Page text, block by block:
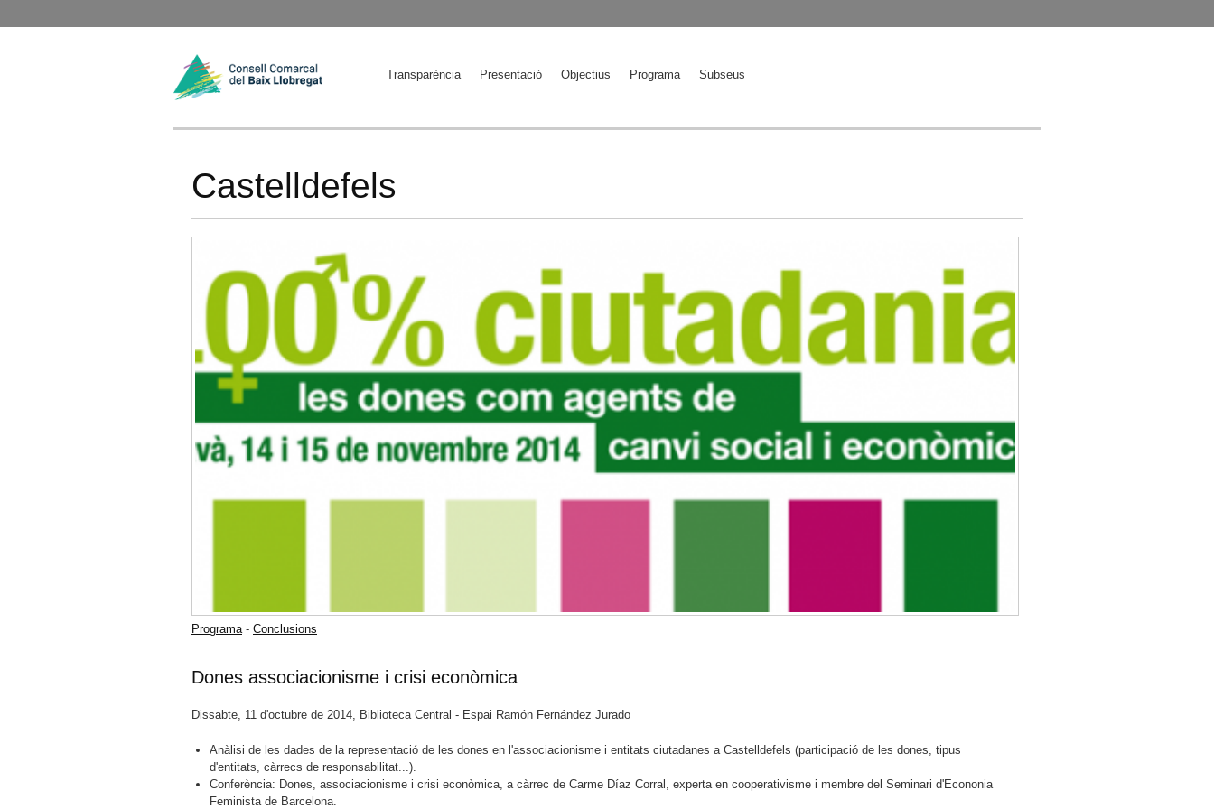
Transparència Presentació Objectius Programa Subseus
Castelldefels
Programa- Conclusions
Dones associacionisme i crisi econòmica
Dissabte, 11 d'octubre de 2014, Biblioteca Central - Espai Ramón Fernández Jurado
Anàlisi de les dades de la representació de les dones en l'associacionisme i entitats ciutadanes a Castelldefels (participació de les dones, tipus
d'entitats, càrrecs de responsabilitat...).
Conferència: Dones, associacionisme i crisi econòmica, a càrrec de Carme Díaz Corral, experta en cooperativisme i membre del Seminari d'Econonia
Feminista de Barcelona.